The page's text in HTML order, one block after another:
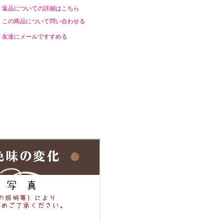
返品についての詳細はこちら
この商品について問い合わせる
友達にメールですすめる